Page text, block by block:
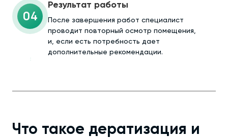
04
Результат работы
После завершения работ специалист
проводит повторный осмотр помещения,
и, если есть потребность дает
дополнительные рекомендации.
Что такое дератизация и